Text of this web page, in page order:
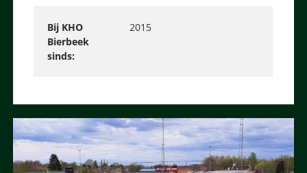
Bij KHO
Bierbeek
sinds
2015